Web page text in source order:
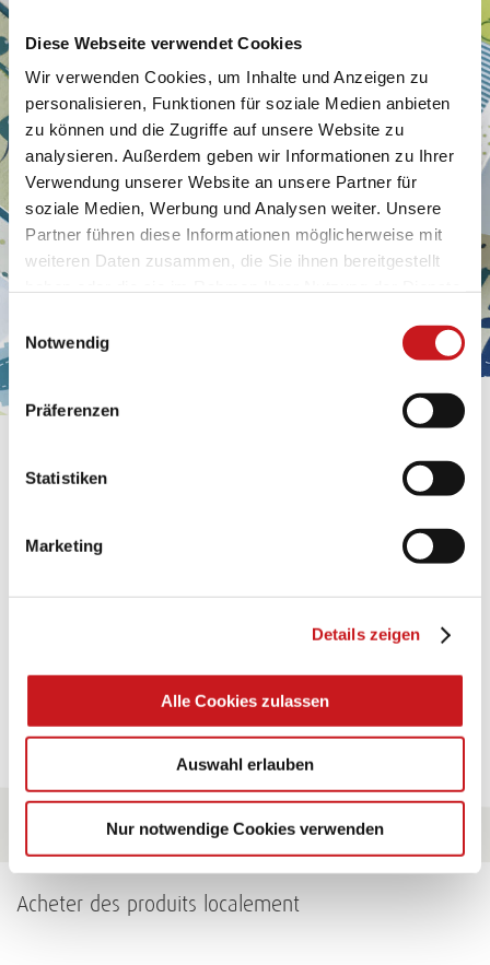
Diese Webseite verwendet Cookies
Wir verwenden Cookies, um Inhalte und Anzeigen zu
personalisieren, Funktionen für soziale Medien anbieten
zu können und die Zugriffe auf unsere Website zu
analysieren. Außerdem geben wir Informationen zu Ihrer
Verwendung unserer Website an unsere Partner für
soziale Medien, Werbung und Analysen weiter. Unsere
Partner führen diese Informationen möglicherweise mit
weiteren Daten zusammen, die Sie ihnen bereitgestellt
Datenschutzhinweisen
mehr darüber, wer wir sind, wie
personenbezogene Daten verarbeiten. Hier geht’s zum
Impressum.
Notwendig
Präferenzen
Statistiken
Marketing
Details zeigen
Alle Cookies zulassen
Auswahl erlauben
Nur notwendige Cookies verwenden
FABRICATION ARTISANALE:
GREETING CARD "BABY CARRIAGE"
A very special surprise that surely hits the spot. Try it!
Pour tous les conseils
Acheter des produits localement